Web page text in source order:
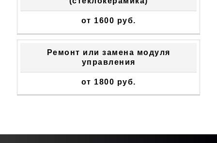
от 1600 руб.
Ремонт или замена модуля
управления
от 1800 руб.